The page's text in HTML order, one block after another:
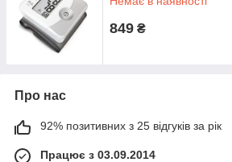
849 ₴
Про нас
92% позитивних з 25 відгуків за рік
Працює з 03.09.2014